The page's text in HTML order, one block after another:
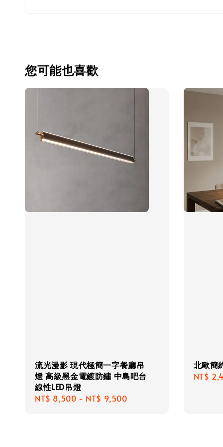
您可能也喜歡
流光漫影 現代極簡一字餐廳吊
燈 高級黑金電鍍防鏽 中島吧台
線性LED吊燈
Regular
NT$ 8,500 - NT$ 9,500
北歐簡
NT$